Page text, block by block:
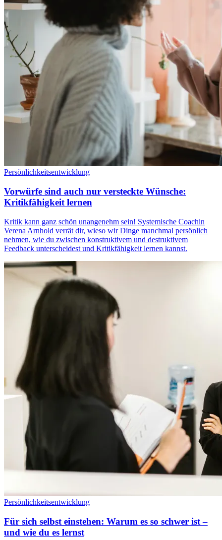
Persönlichkeitsentwicklung
Vorwürfe sind auch nur versteckte Wünsche:
Kritikfähigkeit lernen
Kritik kann ganz schön unangenehm sein! Systemische Coachin
Verena Arnhold verrät dir, wieso wir Dinge manchmal persönlich
nehmen, wie du zwischen konstruktivem und destruktivem
Feedback unterscheidest und Kritikfähigkeit lernen kannst.
Persönlichkeitsentwicklung
Für sich selbst einstehen: Warum es so schwer ist –
und wie du es lernst